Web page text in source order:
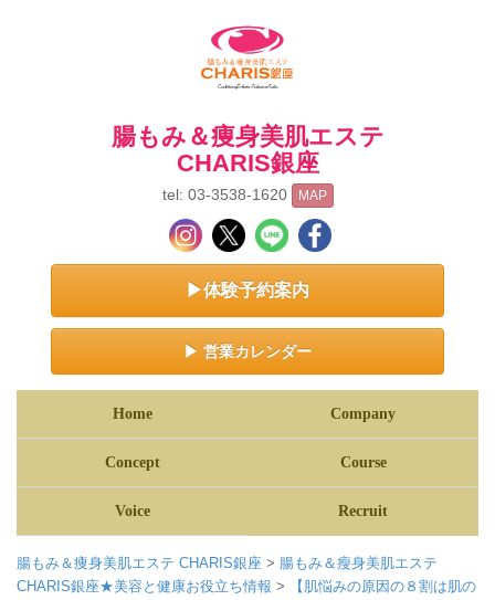
腸もみ＆痩身美肌エステ
CHARIS銀座
tel: 03-3538-1620 MAP
▶体験予約案内
▶ 営業カレンダー
Home Company
Concept Course
Voice Recruit
腸もみ＆痩身美肌エステ CHARIS銀座 > 腸もみ＆瘦身美肌エステ
CHARIS銀座★美容と健康お役立ち情報 >
【肌悩みの原因の８割は肌の